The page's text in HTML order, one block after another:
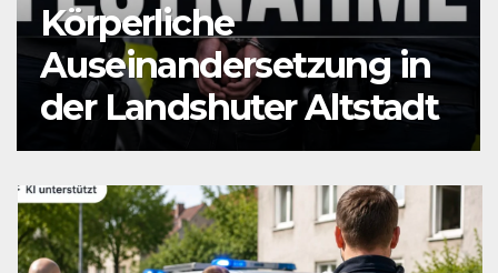
Körperliche
Auseinandersetzung in
der Landshuter Altstadt